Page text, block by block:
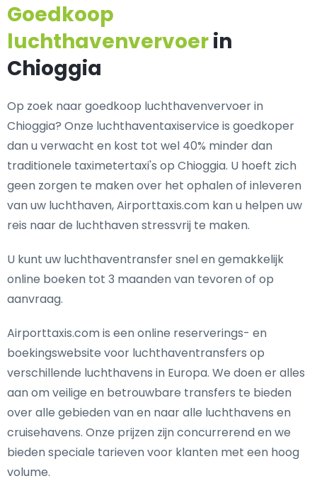
Goedkoop
luchthavenvervoerin
Chioggia
Op zoek naar goedkoop luchthavenvervoer in
Chioggia? Onze luchthaventaxiservice is goedkoper
dan u verwacht en kost tot wel 40% minder dan
traditionele taximetertaxi's op Chioggia. U hoeft zich
geen zorgen te maken over het ophalen of inleveren
van uw luchthaven, Airporttaxis.com kan u helpen uw
reis naar de luchthaven stressvrij te maken.
U kunt uw luchthaventransfer snel en gemakkelijk
online boeken tot 3 maanden van tevoren of op
aanvraag.
Airporttaxis.com is een online reserverings- en
boekingswebsite voor luchthaventransfers op
verschillende luchthavens in Europa. We doen er alles
aan om veilige en betrouwbare transfers te bieden
over alle gebieden van en naar alle luchthavens en
cruisehavens. Onze prijzen zijn concurrerend en we
bieden speciale tarieven voor klanten met een hoog
volume.